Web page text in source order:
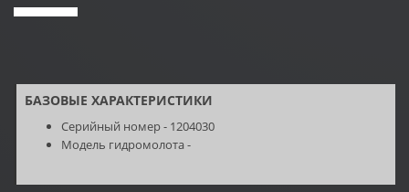
БАЗОВЫЕ ХАРАКТЕРИСТИКИ
Серийный номер - 1204030
Модель гидромолота -